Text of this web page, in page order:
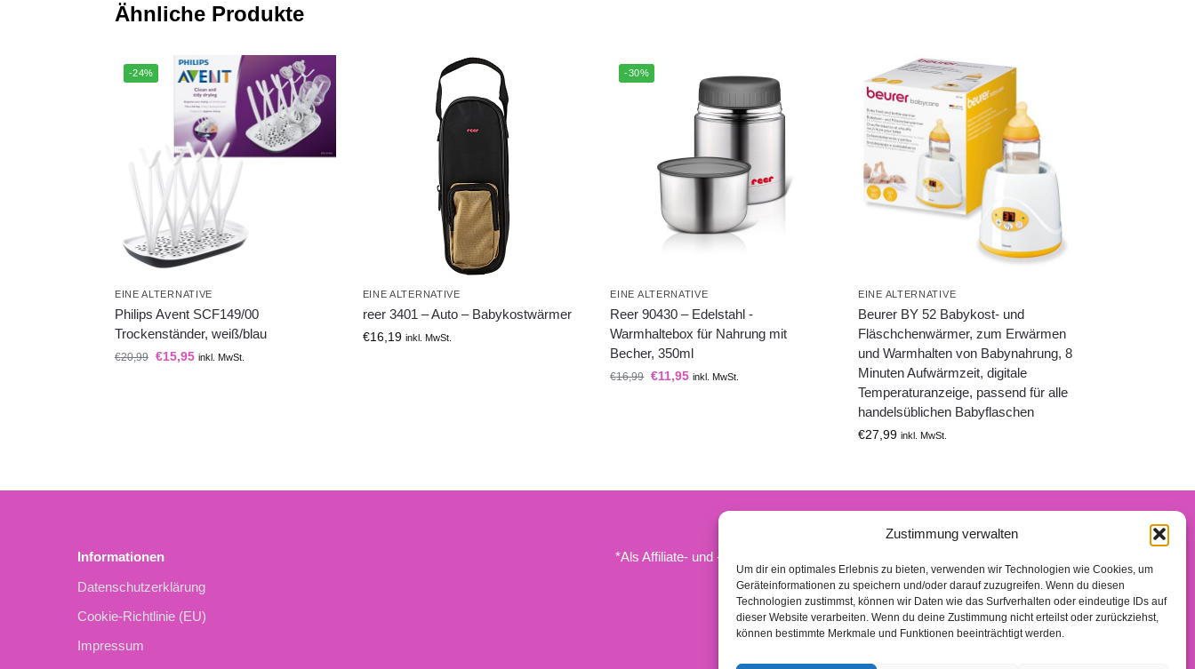
Zustimmung verwalten
Um dir ein optimales Erlebnis zu bieten, verwenden wir Technologien wie Cookies, um
Geräteinformationen zu speichern und/oder darauf zuzugreifen. Wenn du diesen
Technologien zustimmst, können wir Daten wie das Surfverhalten oder eindeutige IDs auf
dieser Website verarbeiten. Wenn du deine Zustimmung nicht erteilst oder zurückziehst,
können bestimmte Merkmale und Funktionen beeinträchtigt werden.
Ähnliche Produkte
-24%
EINE ALTERNATIVE
Philips Avent SCF149/00
Trockenständer, weiß/blau
€20,99 €15,95 inkl. MwSt.
EINE ALTERNATIVE
reer 3401 – Auto – Babykostwärmer
€16,19 inkl. MwSt.
-30%
EINE ALTERNATIVE
Reer 90430 – Edelstahl -
Warmhaltebox für Nahrung mit
Becher, 350ml
€16,99 €11,95 inkl. MwSt.
EINE ALTERNATIVE
Beurer BY 52 Babykost- und
Fläschchenwärmer, zum Erwärmen
und Warmhalten von Babynahrung, 8
Minuten Aufwärmzeit, digitale
Temperaturanzeige, passend für alle
handelsüblichen Babyflaschen
€27,99 inkl. MwSt.
Informationen
Datenschutzerklärung
Cookie-Richtlinie (EU)
Impressum
*Als Affiliate- und -Ebay/Amazon-Partner verdiene ich an qualifizierten Käufen.